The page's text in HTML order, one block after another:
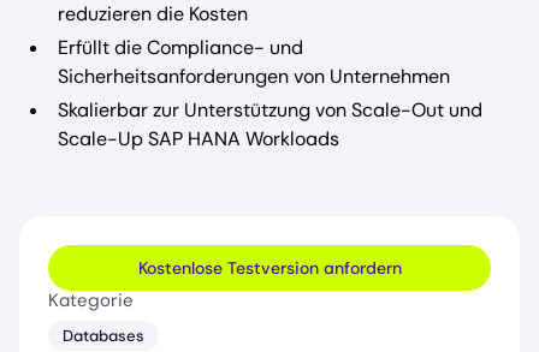
reduzieren die Kosten
Erfüllt die Compliance- und
Sicherheitsanforderungen von Unternehmen
Skalierbar zur Unterstützung von Scale-Out und
Scale-Up SAP HANA Workloads
Kostenlose Testversion anfordern
Kategorie
Databases